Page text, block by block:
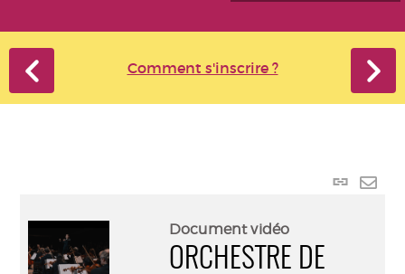
Comment s'inscrire ?
Lien
Document vidéo
ORCHESTRE DE